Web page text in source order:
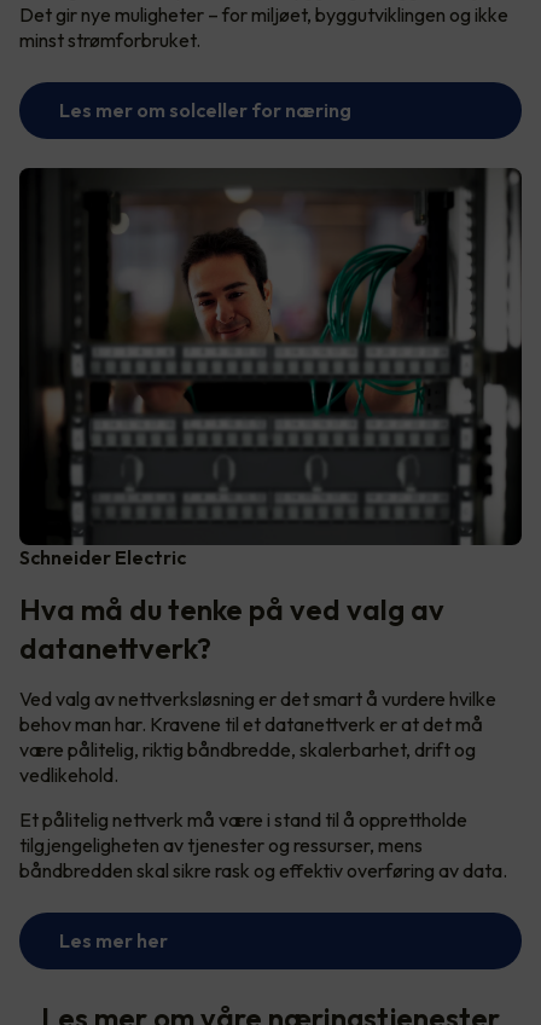
Det gir nye muligheter – for miljøet, byggutviklingen og ikke
minst strømforbruket.
Les mer om solceller for næring
Schneider Electric
Hva må du tenke på ved valg av
datanettverk?
Ved valg av nettverksløsning er det smart å vurdere hvilke
behov man har. Kravene til et datanettverk er at det må
være pålitelig, riktig båndbredde, skalerbarhet, drift og
vedlikehold.
Et pålitelig nettverk må være i stand til å opprettholde
tilgjengeligheten av tjenester og ressurser, mens
båndbredden skal sikre rask og effektiv overføring av data.
Les mer her